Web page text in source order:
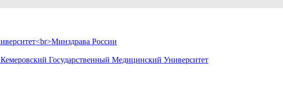
Кемеровский Государственный Медицинский Университет